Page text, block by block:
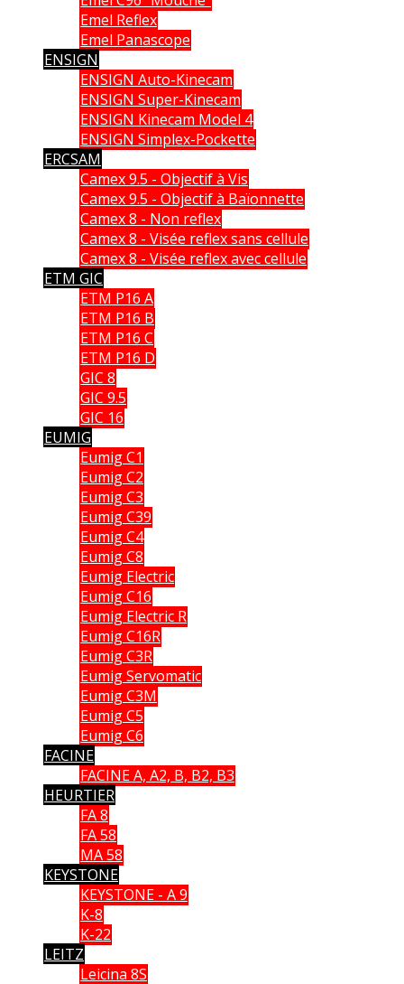
Emel Reflex
Emel Panascope
ENSIGN
ENSIGN Auto-Kinecam
ENSIGN Super-Kinecam
ENSIGN Kinecam Model 4
ENSIGN Simplex-Pockette
ERCSAM
Camex 9.5 - Objectif à Vis
Camex 9.5 - Objectif à Baïonnette
Camex 8 - Non reflex
Camex 8 - Visée reflex sans cellule
Camex 8 - Visée reflex avec cellule
ETM GIC
ETM P16 A
ETM P16 B
ETM P16 C
ETM P16 D
GIC 8
GIC 9.5
GIC 16
EUMIG
Eumig C1
Eumig C2
Eumig C3
Eumig C39
Eumig C4
Eumig C8
Eumig Electric
Eumig C16
Eumig Electric R
Eumig C16R
Eumig C3R
Eumig Servomatic
Eumig C3M
Eumig C5
Eumig C6
FACINE
FACINE A, A2, B, B2, B3
HEURTIER
FA 8
FA 58
MA 58
KEYSTONE
KEYSTONE - A 9
K-8
K-22
LEITZ
Leicina 8S